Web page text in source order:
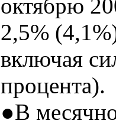
октябрю
2,5%
включая
процента).
●В